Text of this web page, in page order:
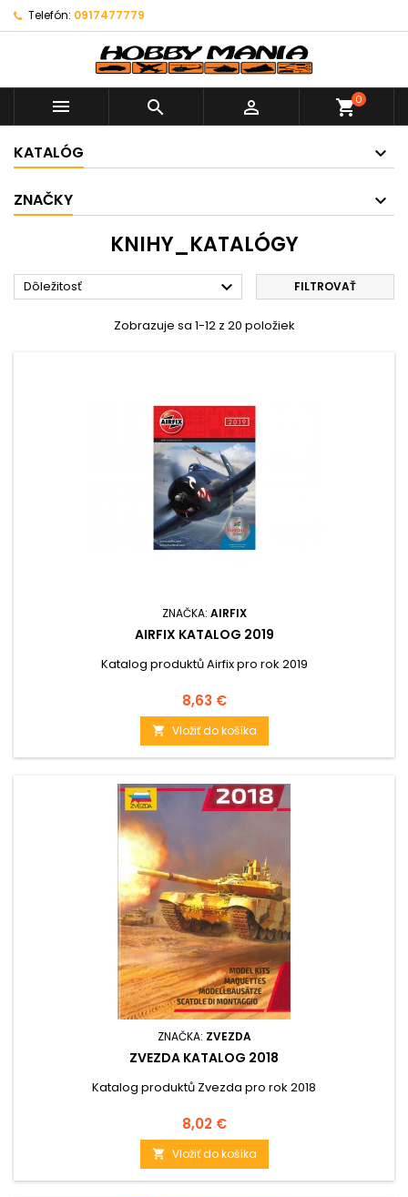
Telefón: 0917477779
   shopping_cart0
KATALÓG
ZNAČKY
KNIHY_KATALÓGY
Dôležitosť  FILTROVAŤ
Zobrazuje sa 1-12 z 20 položiek
ZNAČKA: AIRFIX
AIRFIX KATALOG 2019
Katalog produktů Airfix pro rok 2019
Cena
8,63 €
 Vložiť do košíka
ZNAČKA: ZVEZDA
ZVEZDA KATALOG 2018
Katalog produktů Zvezda pro rok 2018
Cena
8,02 €
 Vložiť do košíka